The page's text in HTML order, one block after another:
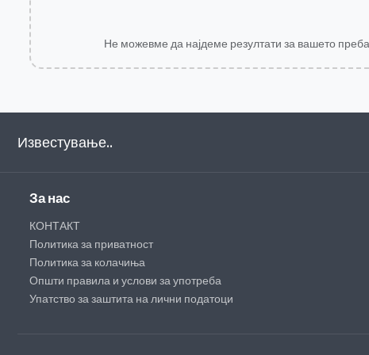
Не можевме да најдеме резултати за вашето
Известување..
За нас
КОНТАКТ
Политика за приватност
Политика за колачиња
Општи правила и услови за употреба
Упатство за заштита на лични податоци